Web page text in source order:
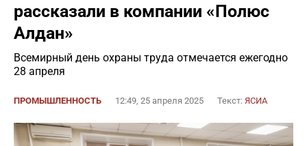
рассказали в компании «Полюс
Алдан»
Всемирный день охраны труда отмечается ежегодно
28 апреля
ПРОМЫШЛЕННОСТЬ 12:49, 25 апреля 2025 Текст: ЯСИА